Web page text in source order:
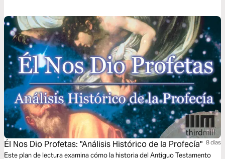
Él Nos Dio Profetas: "Análisis Histórico de la Profecía" 8 dias
Este plan de lectura examina cómo la historia del Antiguo Testamento